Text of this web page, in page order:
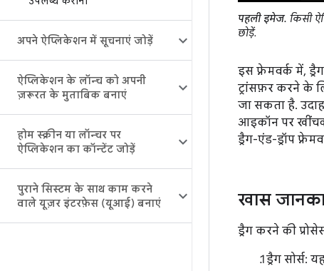
अपने ऐप्लिकेशन में सूचनाएं जोड़ें
ऐप्लिकेशन के लॉन्च को अपनी
ज़रूरत के मुताबिक बनाएं
होम स्क्रीन या लॉन्चर पर
ऐप्लिकेशन का कॉन्टेंट जोड़ें
पुराने सिस्टम के साथ काम करने
वाले यूज़र इंटरफ़ेस (यूआई) बनाएं
पहली इमेज. किसी
छोड़ें.
इस फ़्रेमवर्क में,
ट्रांसफ़र करने के
जा सकता है.
आइकॉन पर
ड्रैग-एंड-ड्रॉप
खास
ड्रैग करने की
ड्रैग सोर्स: